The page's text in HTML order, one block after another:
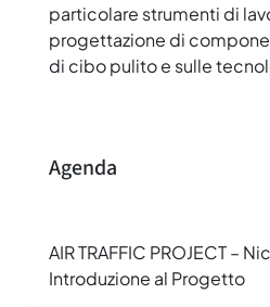
particolare strumenti di
progettazione di
di cibo pulito e sulle
Agenda
AIR TRAFFIC PROJECT –
Introduzione al Progetto